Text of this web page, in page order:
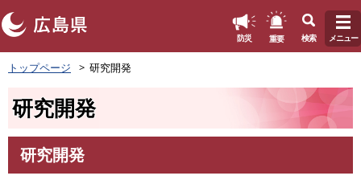
ペ
ー
頭
す
防災 重要 検索 メニュー
トップページ 研究開発
研究開発
文
研究開発